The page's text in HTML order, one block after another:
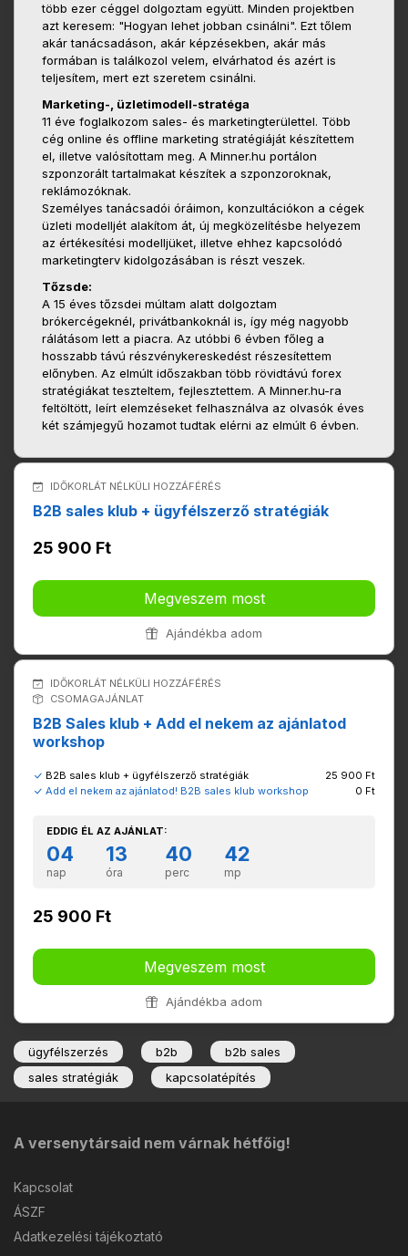
több ezer céggel dolgoztam együtt. Minden projektben
azt keresem: "Hogyan lehet jobban csinálni". Ezt tőlem
akár tanácsadáson, akár képzésekben, akár más
formában is találkozol velem, elvárhatod és azért is
teljesítem, mert ezt szeretem csinálni.
Marketing-, üzletimodell-stratéga
11 éve foglalkozom sales- és marketingterülettel. Több
cég online és offline marketing stratégiáját készítettem
el, illetve valósítottam meg. A Minner.hu portálon
szponzorált tartalmakat készítek a szponzoroknak,
reklámozóknak.
Személyes tanácsadói óráimon, konzultációkon a cégek
üzleti modelljét alakítom át, új megközelítésbe helyezem
az értékesítési modelljüket, illetve ehhez kapcsolódó
marketingterv kidolgozásában is részt veszek.
Tőzsde:
A 15 éves tőzsdei múltam alatt dolgoztam
brókercégeknél, privátbankoknál is, így még nagyobb
rálátásom lett a piacra. Az utóbbi 6 évben főleg a
hosszabb távú részvénykereskedést részesítettem
előnyben. Az elmúlt időszakban több rövidtávú forex
stratégiákat teszteltem, fejlesztettem. A Minner.hu-ra
feltöltött, leírt elemzéseket felhasználva az olvasók éves
két számjegyű hozamot tudtak elérni az elmúlt 6 évben.
IDŐKORLÁT NÉLKÜLI HOZZÁFÉRÉS
B2B sales klub + ügyfélszerző stratégiák
25 900 Ft
Megveszem most
Ajándékba adom
IDŐKORLÁT NÉLKÜLI HOZZÁFÉRÉS
CSOMAGAJÁNLAT
B2B Sales klub + Add el nekem az ajánlatod
workshop
B2B sales klub + ügyfélszerző stratégiák
25 900 Ft
Add el nekem az ajánlatod! B2B sales klub workshop
0 Ft
EDDIG ÉL AZ AJÁNLAT:
04 13 40 42
nap óra perc mp
25 900 Ft
Megveszem most
Ajándékba adom
ügyfélszerzés b2b
b2b sales
sales stratégiák
kapcsolatépítés
A versenytársaid nem várnak hétfőig!
Kapcsolat
ÁSZF
Adatkezelési tájékoztató